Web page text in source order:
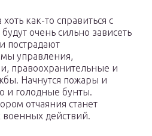
как-то справиться с
очень сильно зависеть
пострадают
управления,
правоохранительные и
Начнутся пожары и
и голодные бунты.
отчаяния станет
действий.